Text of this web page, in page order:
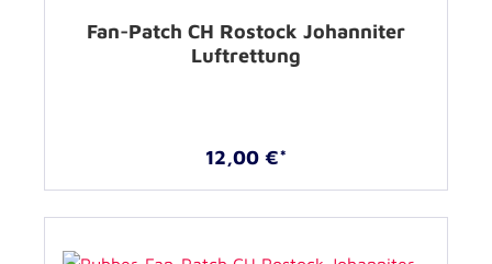
Fan-Patch CH Rostock Johanniter
Luftrettung
12,00 €*